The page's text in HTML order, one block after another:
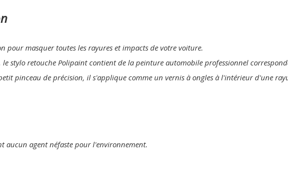
pour masquer toutes les rayures et impacts de votre voiture.
stylo retouche Polipaint contient de la peinture automobile professionnel
pinceau de précision, il s'applique comme un vernis à ongles à l'intérieur d'une
aucun agent néfaste pour l'environnement.